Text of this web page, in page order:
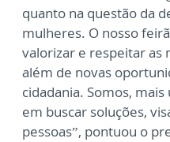
quanto na questão da
mulheres. O nosso
valorizar e respeitar as
além de novas
cidadania. Somos,
em buscar soluções,
pessoas”, pontuou o